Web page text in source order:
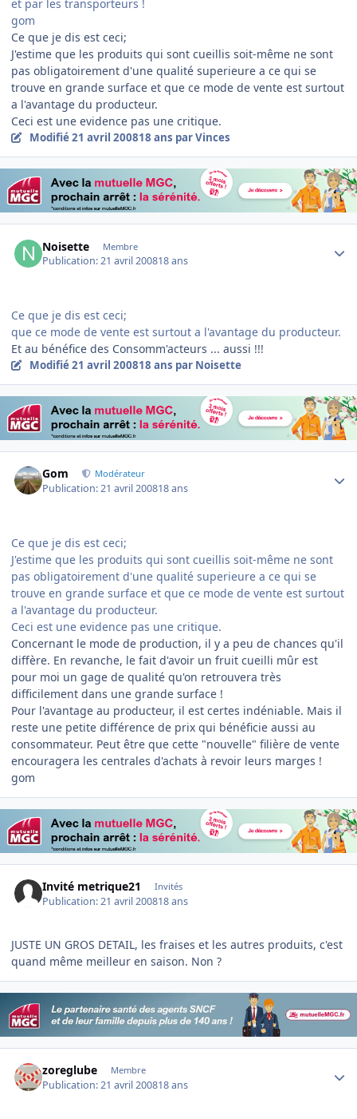
et par les transporteurs !
gom
Ce que je dis est ceci;
J'estime que les produits qui sont cueillis soit-même ne sont
pas obligatoirement d'une qualité superieure a ce qui se
trouve en grande surface et que ce mode de vente est surtout
a l'avantage du producteur.
Ceci est une evidence pas une critique.
Modifié21 avril 200818 ans par Vinces
Noisette Membre
Publication:21 avril 200818 ans
Ce que je dis est ceci;
que ce mode de vente est surtout a l'avantage du producteur.
Et au bénéfice des Consomm'acteurs ... aussi !!!
Modifié21 avril 200818 ans par Noisette
Gom Modérateur
Publication:21 avril 200818 ans
Ce que je dis est ceci;
J'estime que les produits qui sont cueillis soit-même ne sont
pas obligatoirement d'une qualité superieure a ce qui se
trouve en grande surface et que ce mode de vente est surtout
a l'avantage du producteur.
Ceci est une evidence pas une critique.
Concernant le mode de production, il y a peu de chances qu'il
diffère. En revanche, le fait d'avoir un fruit cueilli mûr est
pour moi un gage de qualité qu'on retrouvera très
difficilement dans une grande surface !
Pour l'avantage au producteur, il est certes indéniable. Mais il
reste une petite différence de prix qui bénéficie aussi au
consommateur. Peut être que cette "nouvelle" filière de vente
encouragera les centrales d'achats à revoir leurs marges !
gom
Invité metrique21 Invités
Publication:21 avril 200818 ans
JUSTE UN GROS DETAIL, les fraises et les autres produits, c'est
quand même meilleur en saison. Non ?
zoreglube Membre
Publication:21 avril 200818 ans